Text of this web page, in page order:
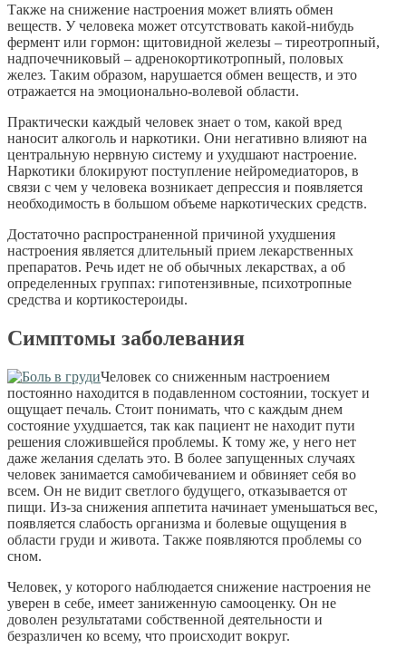
Также на снижение настроения может влиять обмен
веществ. У человека может отсутствовать какой-нибудь
фермент или гормон: щитовидной железы – тиреотропный,
надпочечниковый – адренокортикотропный, половых
желез. Таким образом, нарушается обмен веществ, и это
отражается на эмоционально-волевой области.
Практически каждый человек знает о том, какой вред
наносит алкоголь и наркотики. Они негативно влияют на
центральную нервную систему и ухудшают настроение.
Наркотики блокируют поступление нейромедиаторов, в
связи с чем у человека возникает депрессия и появляется
необходимость в большом объеме наркотических средств.
Достаточно распространенной причиной ухудшения
настроения является длительный прием лекарственных
препаратов. Речь идет не об обычных лекарствах, а об
определенных группах: гипотензивные, психотропные
средства и кортикостероиды.
Симптомы заболевания
Человек со сниженным настроением
постоянно находится в подавленном состоянии, тоскует и
ощущает печаль. Стоит понимать, что с каждым днем
состояние ухудшается, так как пациент не находит пути
решения сложившейся проблемы. К тому же, у него нет
даже желания сделать это. В более запущенных случаях
человек занимается самобичеванием и обвиняет себя во
всем. Он не видит светлого будущего, отказывается от
пищи. Из-за снижения аппетита начинает уменьшаться вес,
появляется слабость организма и болевые ощущения в
области груди и живота. Также появляются проблемы со
сном.
Человек, у которого наблюдается снижение настроения не
уверен в себе, имеет заниженную самооценку. Он не
доволен результатами собственной деятельности и
безразличен ко всему, что происходит вокруг.